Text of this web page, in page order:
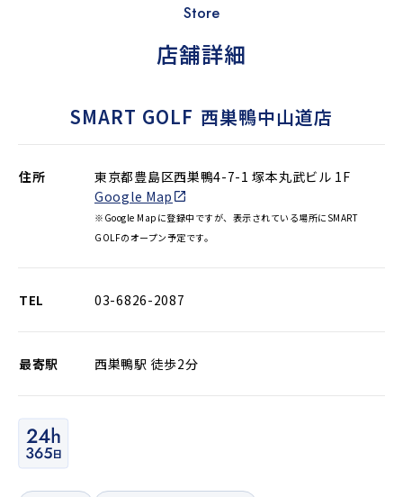
Store
店舗詳細
SMART GOLF 西巣鴨中山道店
住所
東京都豊島区西巣鴨4-7-1 塚本丸武ビル 1F
Google Map
※Google Mapに登録中ですが、表示されている場所にSMART
GOLFのオープン予定です。
TEL 03-6826-2087
最寄駅 西巣鴨駅 徒歩2分